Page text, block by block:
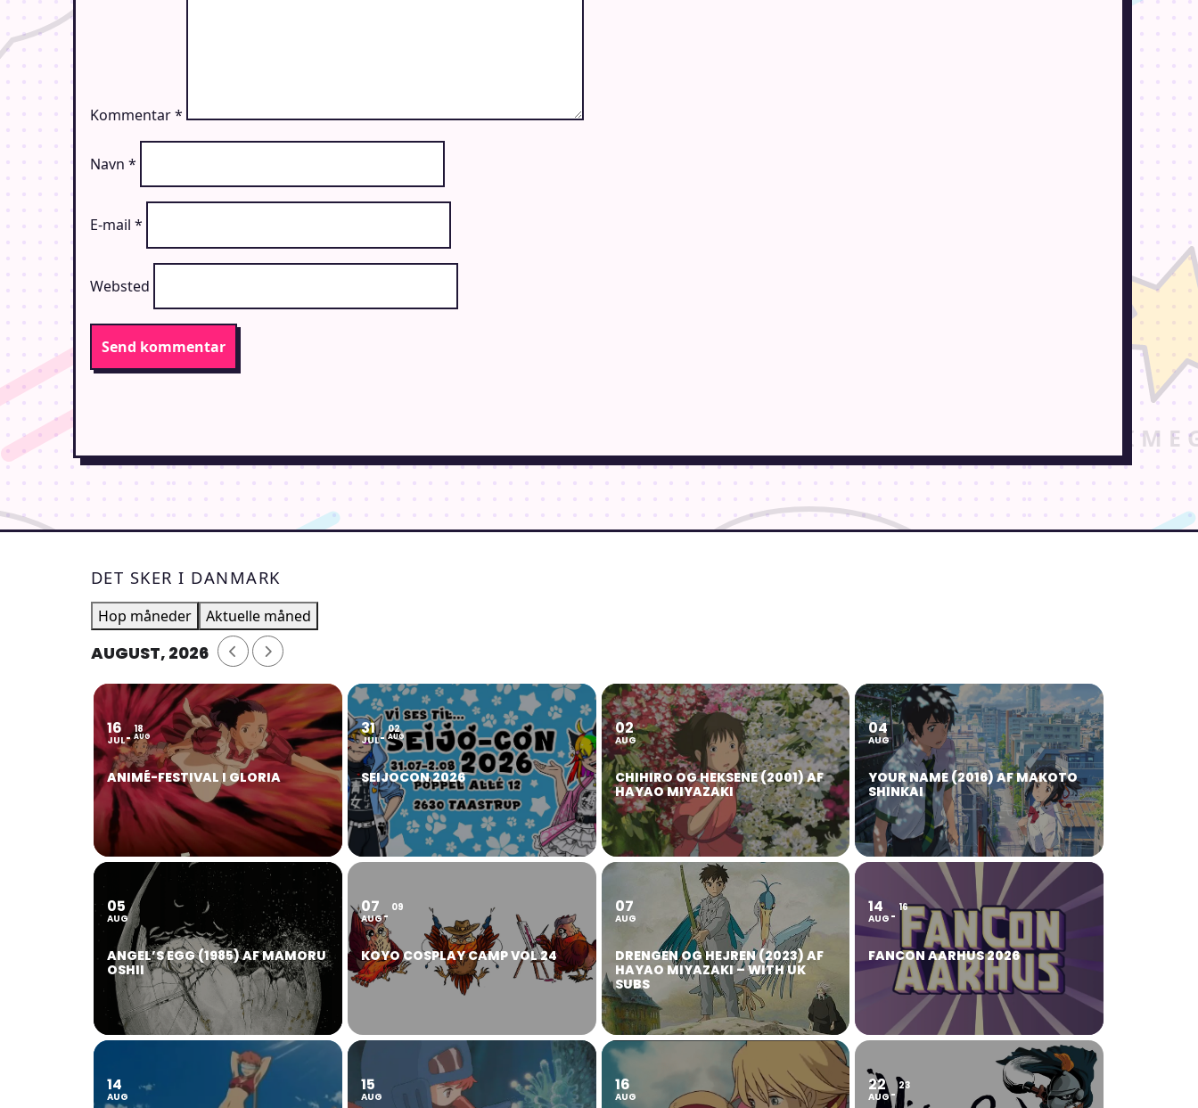
Kommentar*
Navn *
E-mail *
Websted
DET SKER I DANMARK
Hop måneder Aktuelle måned
AUGUST, 2026
16
JUL
18
AUG
ANIMÉ-FESTIVAL I GLORIA
31
JUL
02
AUG
SEIJOCON 2026
02
AUG
CHIHIRO OG HEKSENE (2001) AF
HAYAO MIYAZAKI
04
AUG
YOUR NAME (2016) AF MAKOTO
SHINKAI
05
AUG
ANGEL’S EGG (1985) AF MAMORU
OSHII
07
AUG
09
KOYO COSPLAY CAMP VOL 24
07
AUG
DRENGEN OG HEJREN (2023) AF
HAYAO MIYAZAKI – WITH UK
SUBS
14
AUG
16
FANCON AARHUS 2026
14
AUG
15
AUG
16
AUG
22
AUG
23